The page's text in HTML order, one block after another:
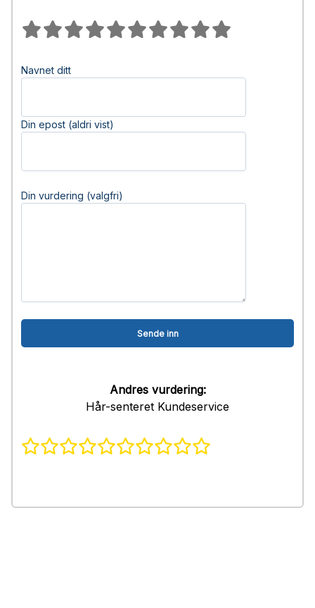
Navnet ditt
Din epost (aldri vist)
Din vurdering (valgfri)
Andres vurdering:
Hår-senteret Kundeservice